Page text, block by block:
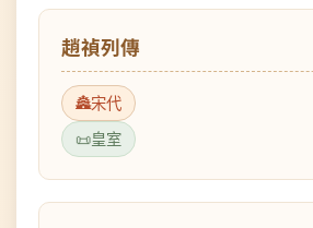
宋代
皇室
趙曙列傳